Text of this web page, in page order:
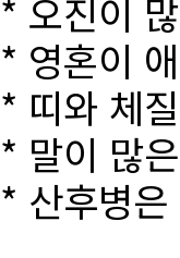
* 오진이
* 영혼이
* 띠와 체
* 말이 많
* 산후병